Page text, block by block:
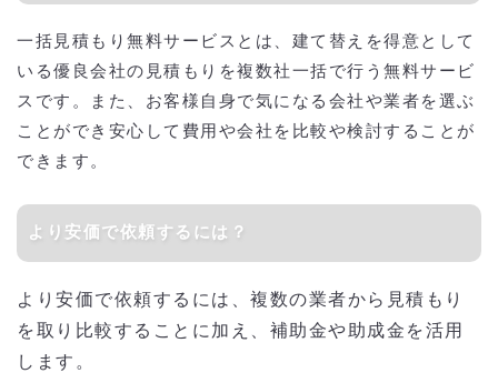
一括見積もり無料サービスとは、建て替えを得意として
いる優良会社の見積もりを複数社一括で行う無料サービ
スです。また、お客様自身で気になる会社や業者を選ぶ
ことができ安心して費用や会社を比較や検討することが
できます。
より安価で依頼するには？
より安価で依頼するには、複数の業者から見積もり
を取り比較することに加え、補助金や助成金を活用
します。